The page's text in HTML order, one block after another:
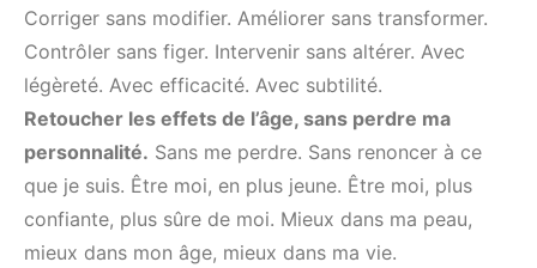
Corriger sans modifier. Améliorer sans transformer.
Contrôler sans figer. Intervenir sans altérer. Avec
légèreté. Avec efficacité. Avec subtilité.
Retoucher les effets de l’âge, sans perdre ma
personnalité. Sans me perdre. Sans renoncer à ce
que je suis. Être moi, en plus jeune. Être moi, plus
confiante, plus sûre de moi. Mieux dans ma peau,
mieux dans mon âge, mieux dans ma vie.